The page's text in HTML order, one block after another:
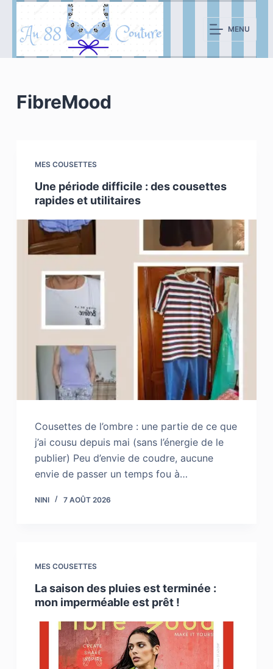
s
n
MENU
FibreMood
MES COUSETTES
Une période difficile : des cousettes
rapides et utilitaires
Cousettes de l’ombre : une partie de ce que
j’ai cousu depuis mai (sans l’énergie de le
publier) Peu d’envie de coudre, aucune
envie de passer un temps fou à…
NINI 7 AOÛT 2026
MES COUSETTES
La saison des pluies est terminée :
mon imperméable est prêt !